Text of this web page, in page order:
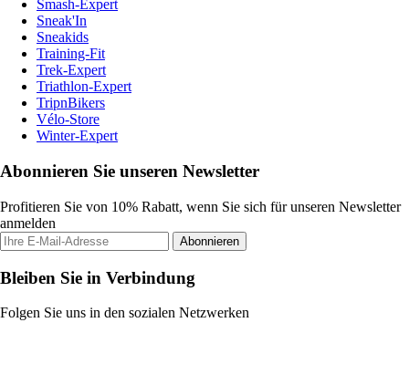
Smash-Expert
Sneak'In
Sneakids
Training-Fit
Trek-Expert
Triathlon-Expert
TripnBikers
Vélo-Store
Winter-Expert
Abonnieren Sie unseren Newsletter
Profitieren Sie von 10% Rabatt, wenn Sie sich für unseren Newsletter
anmelden
Abonnieren
Bleiben Sie in Verbindung
Folgen Sie uns in den sozialen Netzwerken